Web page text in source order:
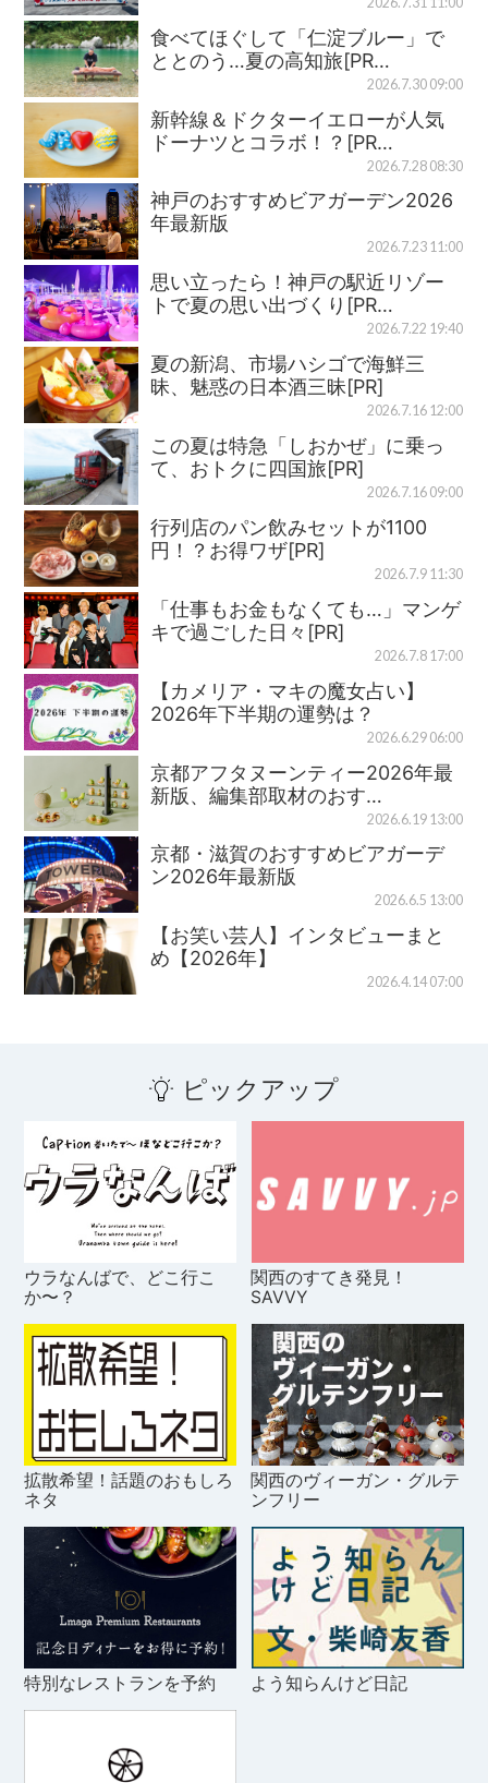
食べてほぐして「仁淀ブルー」で
ととのう…夏の高知旅[PR…
2026.7.30 09:00
新幹線＆ドクターイエローが人気
ドーナツとコラボ！？[PR…
2026.7.28 08:30
神戸のおすすめビアガーデン2026
年最新版
2026.7.23 11:00
思い立ったら！神戸の駅近リゾー
トで夏の思い出づくり[PR…
2026.7.22 19:40
夏の新潟、市場ハシゴで海鮮三
昧、魅惑の日本酒三昧[PR]
2026.7.16 12:00
この夏は特急「しおかぜ」に乗っ
て、おトクに四国旅[PR]
2026.7.16 09:00
行列店のパン飲みセットが1100
円！？お得ワザ[PR]
2026.7.9 11:30
「仕事もお金もなくても…」マンゲ
キで過ごした日々[PR]
2026.7.8 17:00
【カメリア・マキの魔女占い】
2026年下半期の運勢は？
2026.6.29 06:00
京都アフタヌーンティー2026年最
新版、編集部取材のおす…
2026.6.19 13:00
京都・滋賀のおすすめビアガーデ
ン2026年最新版
2026.6.5 13:00
【お笑い芸人】インタビューまと
め【2026年】
2026.4.14 07:00
ピックアップ
ウラなんばで、どこ行こ
か〜？
関西のすてき発見！
SAVVY
拡散希望！話題のおもしろ
ネタ
関西のヴィーガン・グルテ
ンフリー
特別なレストランを予約 よう知らんけど日記